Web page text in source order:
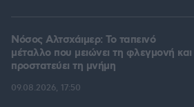
Νόσος Αλτσχάιμερ: Το ταπεινό
μέταλλο που μειώνει τη φλεγμονή και
προστατεύει τη μνήμη
09.08.2026, 17:50